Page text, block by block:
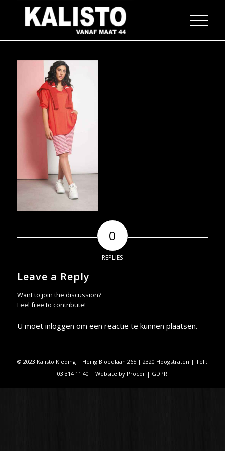
0
REPLIES
Leave a Reply
Want to join the discussion?
Feel free to contribute!
U moet inloggen om een reactie te kunnen plaatsen.
© 2023 Kalisto Kleding | Heilig Bloedlaan 265 | 2320 Hoogstraten | Tel.:
03 314 11 40 | Website by Procor | GDPR